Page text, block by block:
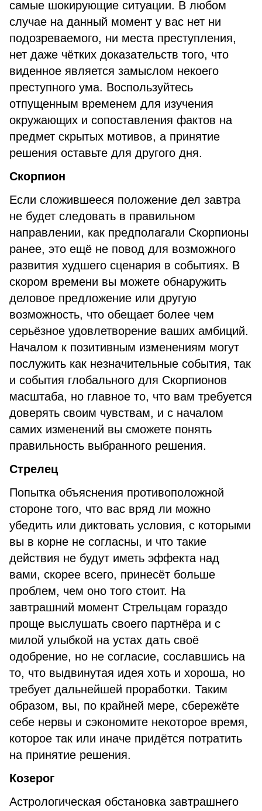
самые шокирующие ситуации. В любом
случае на данный момент у вас нет ни
подозреваемого, ни места преступления,
нет даже чётких доказательств того, что
виденное является замыслом некоего
преступного ума. Воспользуйтесь
отпущенным временем для изучения
окружающих и сопоставления фактов на
предмет скрытых мотивов, а принятие
решения оставьте для другого дня.
Скорпион
Если сложившееся положение дел завтра
не будет следовать в правильном
направлении, как предполагали Скорпионы
ранее, это ещё не повод для возможного
развития худшего сценария в событиях. В
скором времени вы можете обнаружить
деловое предложение или другую
возможность, что обещает более чем
серьёзное удовлетворение ваших амбиций.
Началом к позитивным изменениям могут
послужить как незначительные события, так
и события глобального для Скорпионов
масштаба, но главное то, что вам требуется
доверять своим чувствам, и с началом
самих изменений вы сможете понять
правильность выбранного решения.
Стрелец
Попытка объяснения противоположной
стороне того, что вас вряд ли можно
убедить или диктовать условия, с которыми
вы в корне не согласны, и что такие
действия не будут иметь эффекта над
вами, скорее всего, принесёт больше
проблем, чем оно того стоит. На
завтрашний момент Стрельцам гораздо
проще выслушать своего партнёра и с
милой улыбкой на устах дать своё
одобрение, но не согласие, сославшись на
то, что выдвинутая идея хоть и хороша, но
требует дальнейшей проработки. Таким
образом, вы, по крайней мере, сбережёте
себе нервы и сэкономите некоторое время,
которое так или иначе придётся потратить
на принятие решения.
Козерог
Астрологическая обстановка завтрашнего